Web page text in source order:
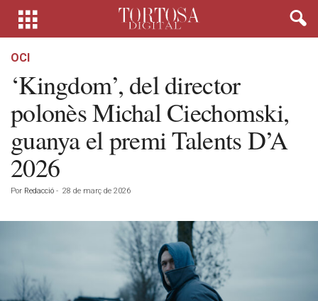
OCI
‘Kingdom’, del director
polonès Michal Ciechomski,
guanya el premi Talents D’A
2026
Por Redacció - 28 de març de 2026